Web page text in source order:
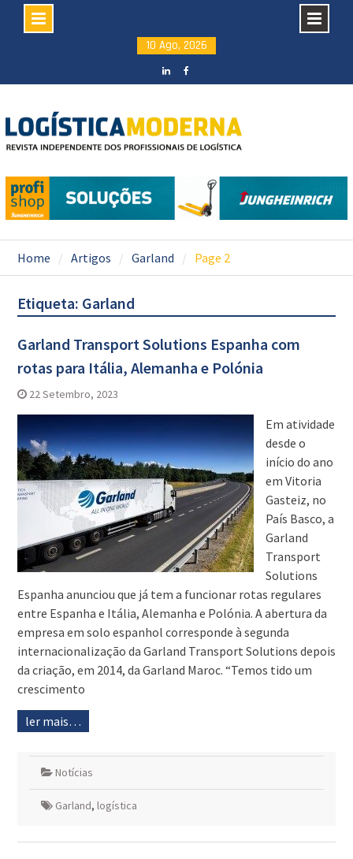
content
10 Ago, 2026
Home Artigos Garland Page 2
Etiqueta: Garland
Garland Transport Solutions Espanha com
rotas para Itália, Alemanha e Polónia
22 Setembro, 2023
Em atividade
desde o
início do ano
em Vitoria
Gasteiz, no
País Basco, a
Garland
Transport
Solutions
Espanha anunciou que já tem a funcionar rotas regulares
entre Espanha e Itália, Alemanha e Polónia. A abertura da
empresa em solo espanhol corresponde à segunda
internacionalização da Garland Transport Solutions depois
da criação, em 2014, da Garland Maroc. “Temos tido um
crescimento
ler mais…
Notícias
Garland, logística